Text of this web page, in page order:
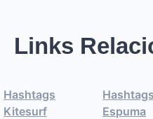
Links
Hashtags
Kitesurf
Hashtags
Espuma